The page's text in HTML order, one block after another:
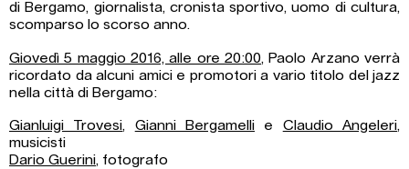
di Bergamo, giornalista, cronista sportivo, uomo di cultura,
scomparso lo scorso anno.
Giovedì 5 maggio 2016, alle ore 20:00, Paolo Arzano verrà
ricordato da alcuni amici e promotori a vario titolo del jazz
nella città di Bergamo:
Gianluigi Trovesi, Gianni Bergamelli e Claudio Angeleri,
musicisti
Dario Guerini, fotografo